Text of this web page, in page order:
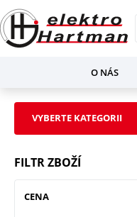
O NÁS
VYBERTE KATEGORII
FILTR ZBOŽÍ
CENA